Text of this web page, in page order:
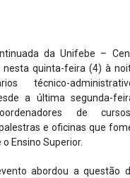
da Unifebe –
nesta quinta-feira (4) à
técnico-
a última segunda-
de
e oficinas que
Ensino Superior.
abordou a questão